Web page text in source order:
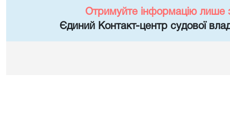
Отримуйте інформацію лише
Єдиний Контакт-центр судової